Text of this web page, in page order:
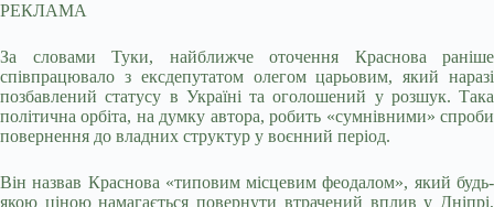
РЕКЛАМА
За словами Туки, найближче оточення Краснова раніше
співпрацювало з ексдепутатом олегом царьовим, який наразі
позбавлений статусу в Україні та оголошений у розшук. Така
політична орбіта, на думку автора, робить «сумнівними» спроби
повернення до владних структур у воєнний період.
Він назвав Краснова «типовим місцевим феодалом», який будь-
якою ціною намагається повернути втрачений вплив у Дніпрі,